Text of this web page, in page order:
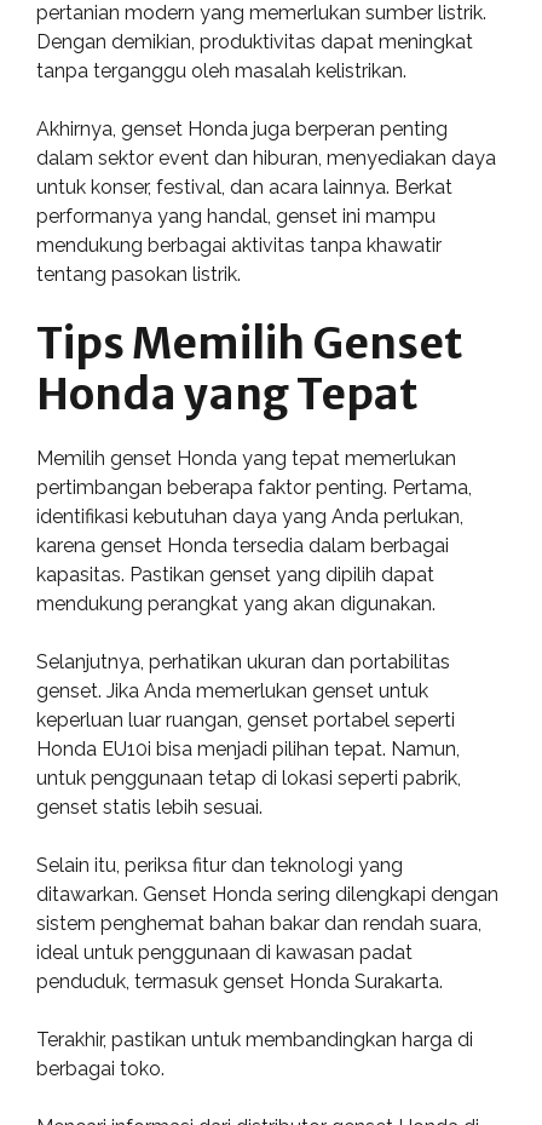
pertanian modern yang memerlukan sumber listrik.
Dengan demikian, produktivitas dapat meningkat
tanpa terganggu oleh masalah kelistrikan.
Akhirnya, genset Honda juga berperan penting
dalam sektor event dan hiburan, menyediakan daya
untuk konser, festival, dan acara lainnya. Berkat
performanya yang handal, genset ini mampu
mendukung berbagai aktivitas tanpa khawatir
tentang pasokan listrik.
Tips Memilih Genset
Honda yang Tepat
Memilih genset Honda yang tepat memerlukan
pertimbangan beberapa faktor penting. Pertama,
identifikasi kebutuhan daya yang Anda perlukan,
karena genset Honda tersedia dalam berbagai
kapasitas. Pastikan genset yang dipilih dapat
mendukung perangkat yang akan digunakan.
Selanjutnya, perhatikan ukuran dan portabilitas
genset. Jika Anda memerlukan genset untuk
keperluan luar ruangan, genset portabel seperti
Honda EU10i bisa menjadi pilihan tepat. Namun,
untuk penggunaan tetap di lokasi seperti pabrik,
genset statis lebih sesuai.
Selain itu, periksa fitur dan teknologi yang
ditawarkan. Genset Honda sering dilengkapi dengan
sistem penghemat bahan bakar dan rendah suara,
ideal untuk penggunaan di kawasan padat
penduduk, termasuk genset Honda Surakarta.
Terakhir, pastikan untuk membandingkan harga di
berbagai toko.